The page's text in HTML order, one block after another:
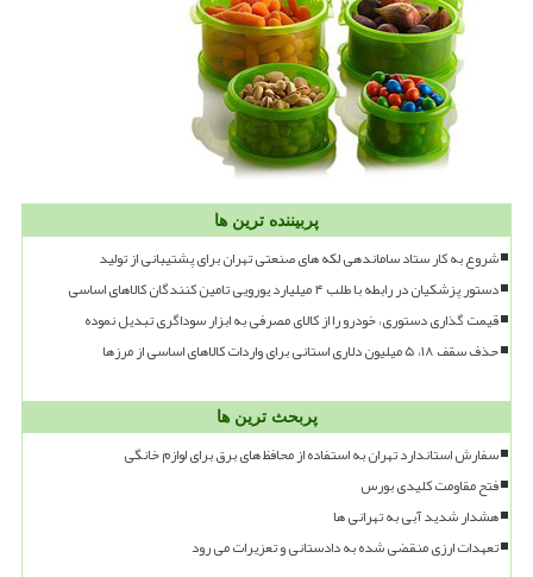
پربیننده ترین ها
شروع به کار ستاد ساماندهی لکه های صنعتی تهران برای پشتیبانی از تولید
دستور پزشکیان در رابطه با طلب ۴ میلیارد یورویی تامین کنندگان کالاهای اساسی
قیمت گذاری دستوری، خودرو را از کالای مصرفی به ابزار سوداگری تبدیل نموده
حذف سقف ۱۸، ۵ میلیون دلاری استانی برای واردات کالاهای اساسی از مرزها
پربحث ترین ها
سفارش استاندارد تهران به استفاده از محافظ های برق برای لوازم خانگی
فتح مقاومت کلیدی بورس
هشدار شدید آبی به تهرانی ها
تعهدات ارزی منقضی شده به دادستانی و تعزیرات می رود